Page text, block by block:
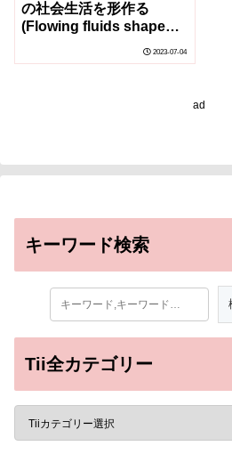
の社会生活を形作る
(Flowing fluids shape
the social life of gut
microbes)
2023-07-04
ad
キーワード検索
Tii全カテゴリー